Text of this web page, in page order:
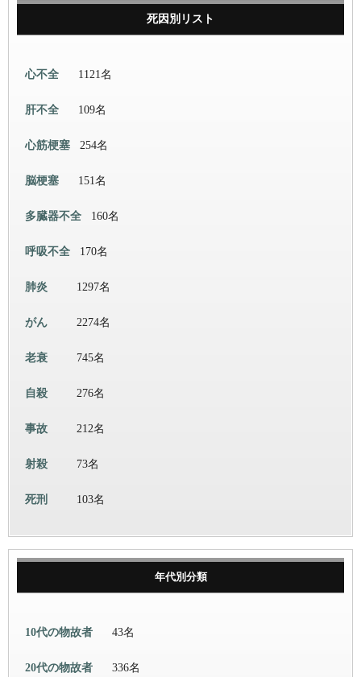
死因別リスト
心不全 1121名
肝不全 109名
心筋梗塞 254名
脳梗塞 151名
多臓器不全 160名
呼吸不全 170名
肺炎 1297名
がん 2274名
老衰 745名
自殺 276名
事故 212名
射殺 73名
死刑 103名
年代別分類
10代の物故者 43名
20代の物故者 336名